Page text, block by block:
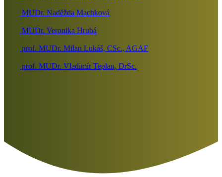
MUDr. Naděžda Machková
MUDr. Veronika Hrubá
prof. MUDr. Milan Lukáš, CSc., AGAF
prof. MUDr. Vladimír Teplan, DrSc.